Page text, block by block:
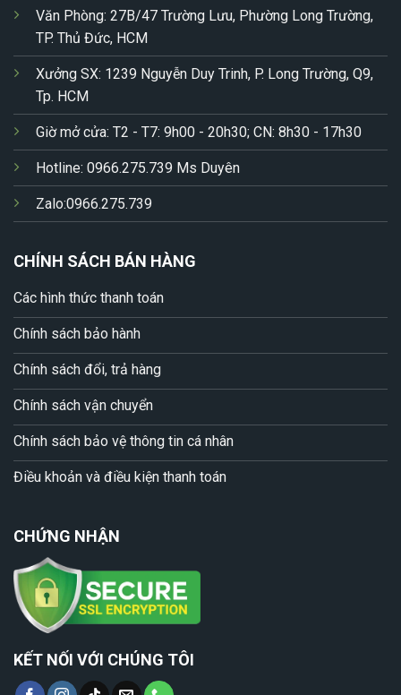
Văn Phòng: 27B/47 Trường Lưu, Phường Long Trường,
TP. Thủ Đức, HCM
Xưởng SX: 1239 Nguyễn Duy Trinh, P. Long Trường, Q9,
Tp. HCM
Giờ mở cửa: T2 - T7: 9h00 - 20h30; CN: 8h30 - 17h30
Hotline: 0966.275.739 Ms Duyên
Zalo:0966.275.739
CHÍNH SÁCH BÁN HÀNG
Các hình thức thanh toán
Chính sách bảo hành
Chính sách đổi, trả hàng
Chính sách vận chuyển
Chính sách bảo vệ thông tin cá nhân
Điều khoản và điều kiện thanh toán
CHỨNG NHẬN
KẾT NỐI VỚI CHÚNG TÔI